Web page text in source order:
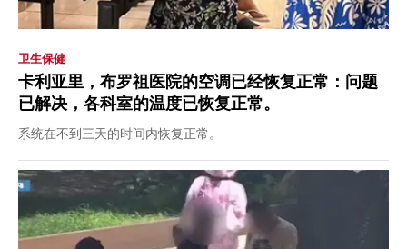
卫生保健
卡利亚里，布罗祖医院的空调已经恢复正常：问题
已解决，各科室的温度已恢复正常。
系统在不到三天的时间内恢复正常。